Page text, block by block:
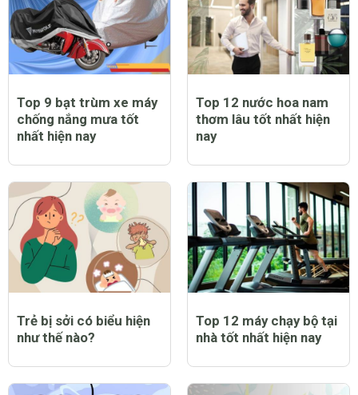
Top 9 bạt trùm xe máy
chống nắng mưa tốt
nhất hiện nay
Top 12 nước hoa nam
thơm lâu tốt nhất hiện
nay
Trẻ bị sởi có biểu hiện
như thế nào?
Top 12 máy chạy bộ tại
nhà tốt nhất hiện nay